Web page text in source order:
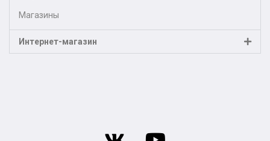
Магазины
Интернет-магазин